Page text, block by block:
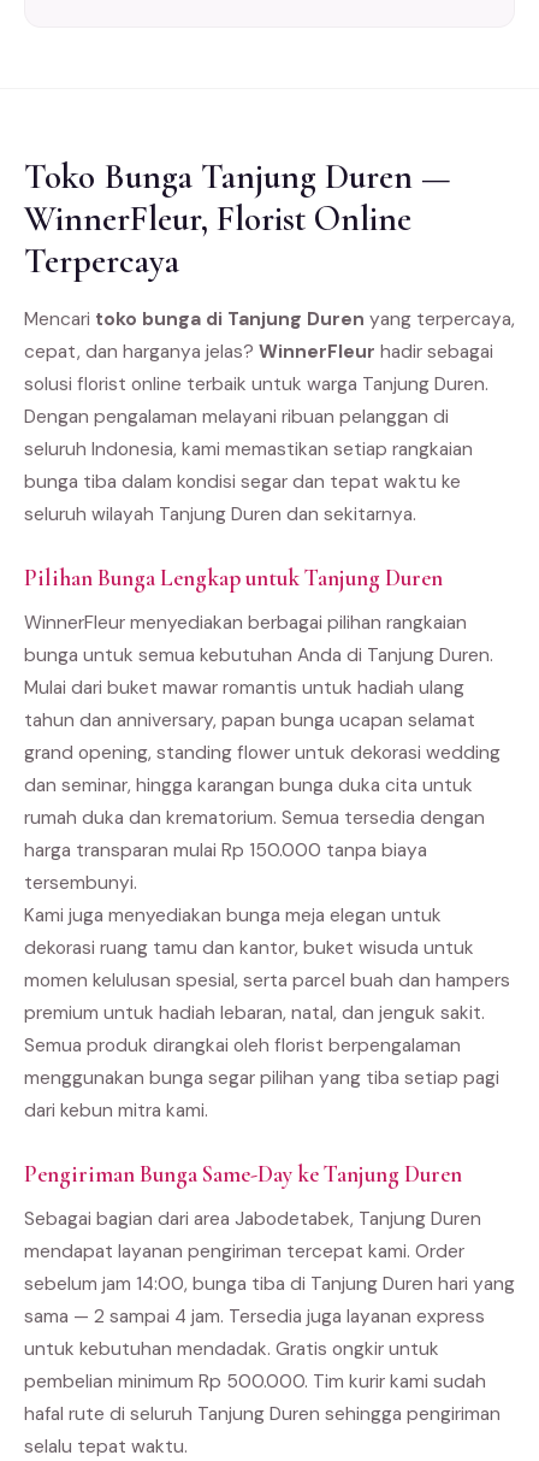
Toko Bunga Tanjung Duren —
WinnerFleur, Florist Online
Terpercaya
Mencari toko bunga di Tanjung Duren yang terpercaya,
cepat, dan harganya jelas? WinnerFleur hadir sebagai
solusi florist online terbaik untuk warga Tanjung Duren.
Dengan pengalaman melayani ribuan pelanggan di
seluruh Indonesia, kami memastikan setiap rangkaian
bunga tiba dalam kondisi segar dan tepat waktu ke
seluruh wilayah Tanjung Duren dan sekitarnya.
Pilihan Bunga Lengkap untuk Tanjung Duren
WinnerFleur menyediakan berbagai pilihan rangkaian
bunga untuk semua kebutuhan Anda di Tanjung Duren.
Mulai dari buket mawar romantis untuk hadiah ulang
tahun dan anniversary, papan bunga ucapan selamat
grand opening, standing flower untuk dekorasi wedding
dan seminar, hingga karangan bunga duka cita untuk
rumah duka dan krematorium. Semua tersedia dengan
harga transparan mulai Rp 150.000 tanpa biaya
tersembunyi.
Kami juga menyediakan bunga meja elegan untuk
dekorasi ruang tamu dan kantor, buket wisuda untuk
momen kelulusan spesial, serta parcel buah dan hampers
premium untuk hadiah lebaran, natal, dan jenguk sakit.
Semua produk dirangkai oleh florist berpengalaman
menggunakan bunga segar pilihan yang tiba setiap pagi
dari kebun mitra kami.
Pengiriman Bunga Same-Day ke Tanjung Duren
Sebagai bagian dari area Jabodetabek, Tanjung Duren
mendapat layanan pengiriman tercepat kami. Order
sebelum jam 14:00, bunga tiba di Tanjung Duren hari yang
sama — 2 sampai 4 jam. Tersedia juga layanan express
untuk kebutuhan mendadak. Gratis ongkir untuk
pembelian minimum Rp 500.000. Tim kurir kami sudah
hafal rute di seluruh Tanjung Duren sehingga pengiriman
selalu tepat waktu.